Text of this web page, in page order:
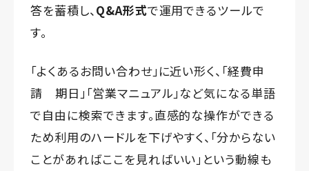
答を蓄積し、 Q&A形式で運用できるツールで
す。
「よくあるお問い合わせ」に近い形く、「経費申
請 期日」「営業マニュアル」など気になる単語
で自由に検索できます。直感的な操作ができる
ため利用のハードルを下げやすく、「分からない
ことがあればここを見ればいい」という動線も